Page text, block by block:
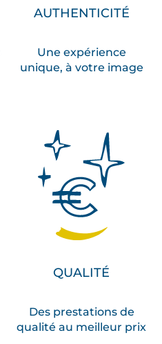
AUTHENTICITÉ
Une expérience
unique, à votre image
QUALITÉ
Des prestations de
qualité au meilleur prix